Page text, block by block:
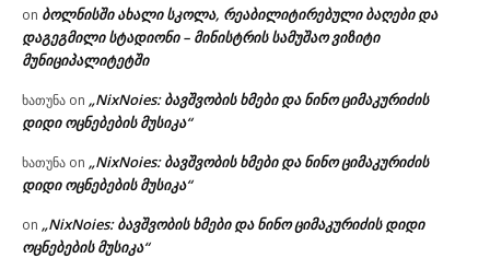
on ბოლნისში ახალი სკოლა, რეაბილიტირებული ბაღები და
დაგეგმილი სტადიონი – მინისტრის სამუშაო ვიზიტი
მუნიციპალიტეტში
ხათუნა on „NixNoies: ბავშვობის ხმები და ნინო ციმაკურიძის
დიდი ოცნებების მუსიკა“
ხათუნა on „NixNoies: ბავშვობის ხმები და ნინო ციმაკურიძის
დიდი ოცნებების მუსიკა“
on „NixNoies: ბავშვობის ხმები და ნინო ციმაკურიძის დიდი
ოცნებების მუსიკა“